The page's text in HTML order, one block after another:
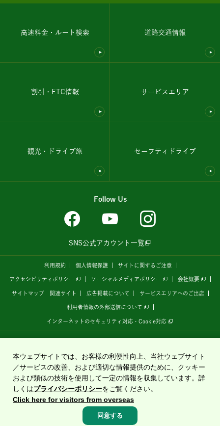
高速料金・ルート検索 道路交通情報
割引・ETC情報 サービスエリア
観光・ドライブ旅 セーフティドライブ
Follow Us
SNS公式アカウント一覧
利用規約 個人情報保護 サイトに関するご注意
アクセシビリティポリシー ソーシャルメディアポリシー 会社概要
サイトマップ 関連サイト 広告掲載について サービスエリアへのご出店
利用者情報の外部送信について
インターネットのセキュリティ対応・Cookie対応
運営しています。
Copyright©2020 East Nippon Expressway Company Limited
All Rights Reserved.
本ウェブサイトでは、お客様の利便性向上、当社ウェブサイト
／サービスの改善、および適切な情報提供のために、クッキー
および類似の技術を使用して一定の情報を収集しています。詳
しくはプライバシーポリシーをご覧ください。
Click here for visitors from overseas
同意する